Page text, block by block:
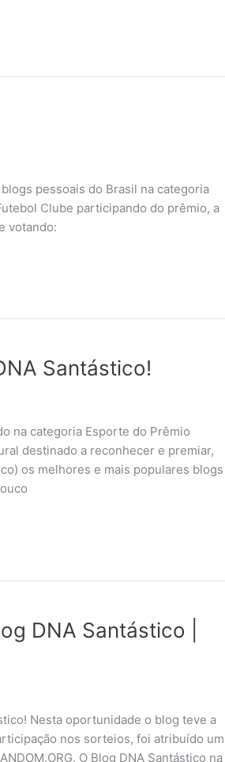
pessoais do Brasil na categoria
Clube participando do prêmio, a
votando:
Santástico!
na categoria Esporte do Prêmio
destinado a reconhecer e premiar,
os melhores e mais populares blogs
DNA Santástico |
Nesta oportunidade o blog teve a
nos sorteios, foi atribuído um
O Blog DNA Santástico na